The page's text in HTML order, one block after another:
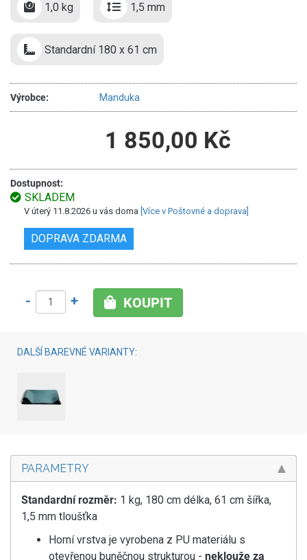
1,0 kg 1,5 mm
Standardní 180 x 61 cm
Výrobce: Manduka
1 850,00 Kč
Dostupnost:
SKLADEM
V úterý 11.8.2026 u vás doma [Více v Poštovné a doprava]
DOPRAVA ZDARMA
- + KOUPIT
DALŠÍ BAREVNÉ VARIANTY:
PARAMETRY
Standardní rozměr: 1 kg, 180 cm délka, 61 cm šířka,
1,5 mm tloušťka
Horní vrstva je vyrobena z PU materiálu s
otevřenou buněčnou strukturou - neklouže za